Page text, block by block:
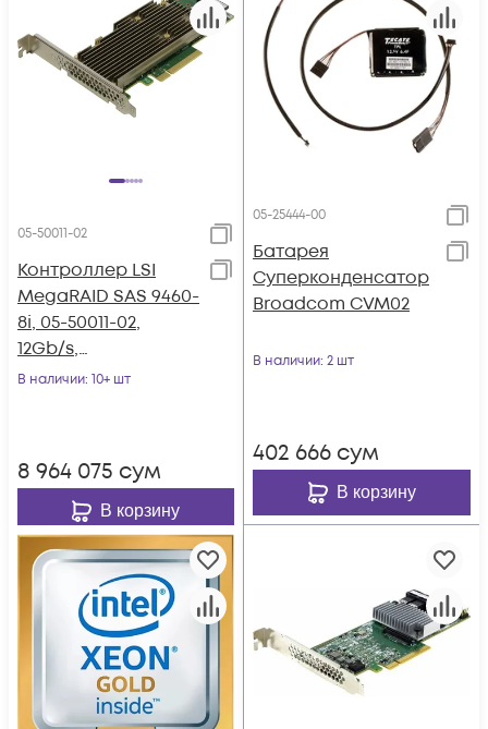
05-50011-02
Контроллер LSI
MegaRAID SAS 9460-
8i, 05-50011-02,
12Gb/s,
SAS/SATA/NVMe 8-
В наличии: 10+ шт
8 964 075 сум
В корзину
05-25444-00
Батарея
Суперконденсатор
Broadcom CVM02
В наличии: 2 шт
402 666 сум
В корзину